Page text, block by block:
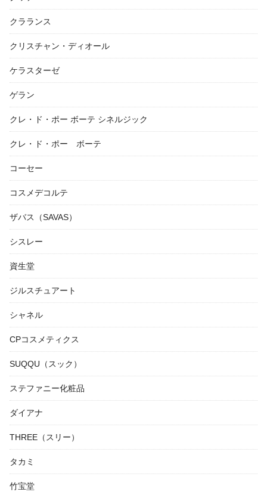
クラランス
クリスチャン・ディオール
ケラスターゼ
ゲラン
クレ・ド・ポー ボーテ シネルジック
クレ・ド・ポー ボーテ
コーセー
コスメデコルテ
ザバス（SAVAS）
シスレー
資生堂
ジルスチュアート
シャネル
CPコスメティクス
SUQQU（スック）
ステファニー化粧品
ダイアナ
THREE（スリー）
タカミ
竹宝堂